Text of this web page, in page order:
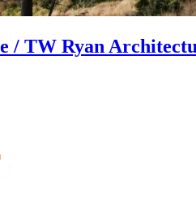
/ TW Ryan